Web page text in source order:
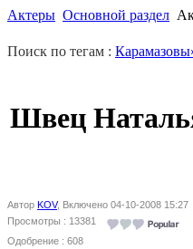
Актеры Основной раздел
Поиск по тегам :
Швец
Автор KOV, Включено 04-10-2008 15:27
Просмотры : 13381
Одобрение : 608